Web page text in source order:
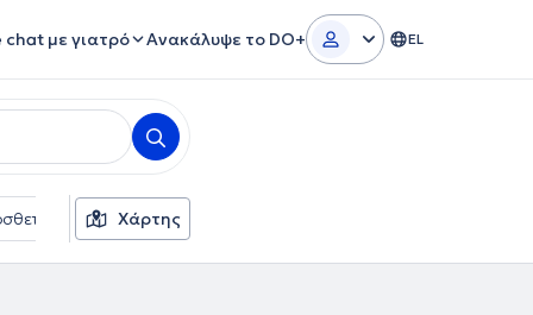
chat με γιατρό Ανακάλυψε το DO+ EL
φίλτρα Γλώσσες
Χάρτης